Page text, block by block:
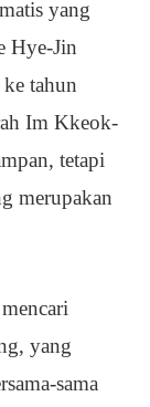
yang
Hye-Jin
tahun
Im Kkeok-
tetapi
merupakan
yang
sama